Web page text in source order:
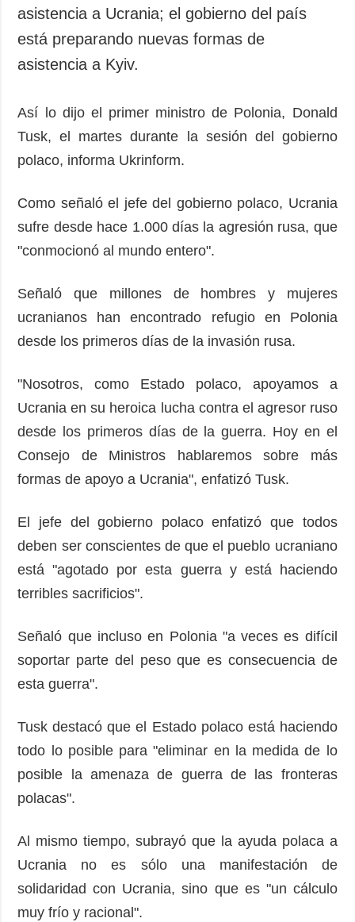
ADICIONAL
Podcasts
Publicaciones
Fotos
Video
Releases
SERVICIOS
Suscripción
asistencia a Ucrania; el gobierno del país
está preparando nuevas formas de
asistencia a Kyiv.
Así lo dijo el primer ministro de Polonia, Donald
Tusk, el martes durante la sesión del gobierno
polaco, informa Ukrinform.
Como señaló el jefe del gobierno polaco, Ucrania
sufre desde hace 1.000 días la agresión rusa, que
"conmocionó al mundo entero".
Señaló que millones de hombres y mujeres
ucranianos han encontrado refugio en Polonia
desde los primeros días de la invasión rusa.
"Nosotros, como Estado polaco, apoyamos a
Ucrania en su heroica lucha contra el agresor ruso
desde los primeros días de la guerra. Hoy en el
Consejo de Ministros hablaremos sobre más
formas de apoyo a Ucrania", enfatizó Tusk.
El jefe del gobierno polaco enfatizó que todos
deben ser conscientes de que el pueblo ucraniano
está "agotado por esta guerra y está haciendo
terribles sacrificios".
Señaló que incluso en Polonia "a veces es difícil
soportar parte del peso que es consecuencia de
esta guerra".
Tusk destacó que el Estado polaco está haciendo
todo lo posible para "eliminar en la medida de lo
posible la amenaza de guerra de las fronteras
polacas".
Al mismo tiempo, subrayó que la ayuda polaca a
Ucrania no es sólo una manifestación de
solidaridad con Ucrania, sino que es "un cálculo
muy frío y racional".